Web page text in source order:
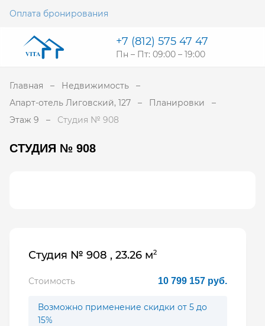
Оплата бронирования
+7 (812) 575 47 47
Пн – Пт: 09:00 – 19:00
Главная
Недвижимость
Апарт-отель Лиговский, 127
Планировки
Этаж 9
Студия № 908
СТУДИЯ № 908
Студия № 908 , 23.26 м2
Стоимость 10 799 157 руб.
Возможно применение скидки от 5 до
15%